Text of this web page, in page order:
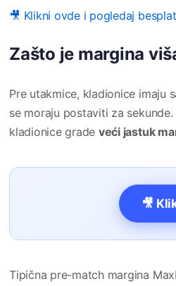
🎥 Klikni ovde i pogledaj
Zašto je margina
Pre utakmice, kladionice imaju
se moraju postaviti za
kladionice grade veći jastuk
🎥
Tipična pre-match margina